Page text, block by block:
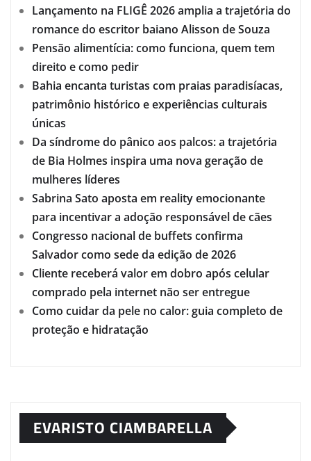
Lançamento na FLIGÊ 2026 amplia a trajetória do
romance do escritor baiano Alisson de Souza
Pensão alimentícia: como funciona, quem tem
direito e como pedir
Bahia encanta turistas com praias paradisíacas,
patrimônio histórico e experiências culturais
únicas
Da síndrome do pânico aos palcos: a trajetória
de Bia Holmes inspira uma nova geração de
mulheres líderes
Sabrina Sato aposta em reality emocionante
para incentivar a adoção responsável de cães
Congresso nacional de buffets confirma
Salvador como sede da edição de 2026
Cliente receberá valor em dobro após celular
comprado pela internet não ser entregue
Como cuidar da pele no calor: guia completo de
proteção e hidratação
EVARISTO CIAMBARELLA